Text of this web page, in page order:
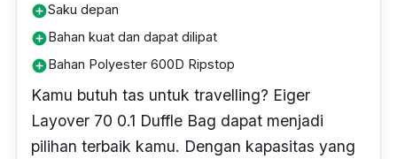
add_circleSaku depan
add_circleBahan kuat dan dapat dilipat
add_circleBahan Polyester 600D Ripstop
Kamu butuh tas untuk travelling? Eiger
Layover 70 0.1 Duffle Bag dapat menjadi
pilihan terbaik kamu. Dengan kapasitas yang